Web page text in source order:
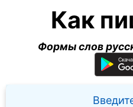
Как
Формы слов